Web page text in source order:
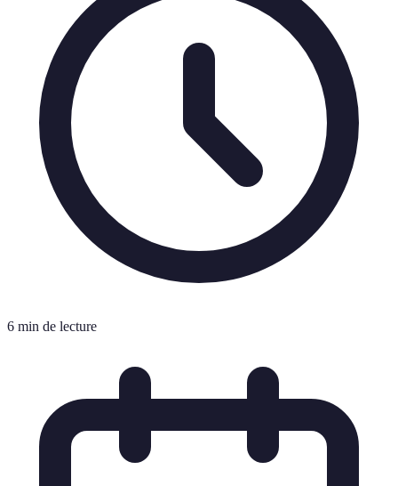
6 min de lecture